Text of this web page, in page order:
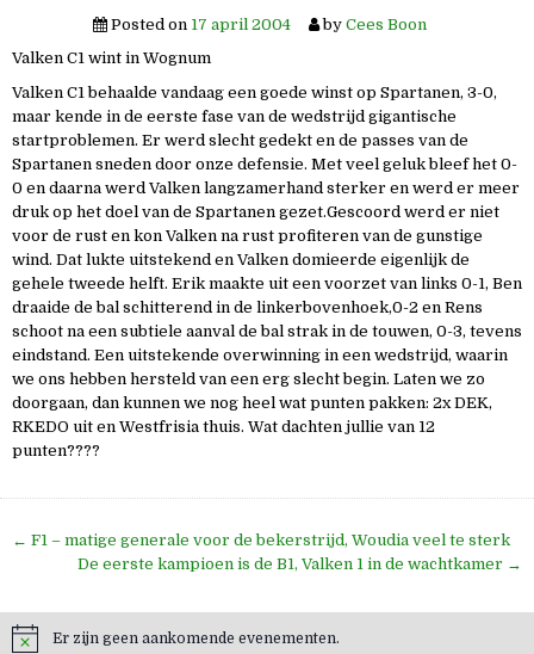
Posted on 17 april 2004 by Cees Boon
Valken C1 wint in Wognum
Valken C1 behaalde vandaag een goede winst op Spartanen, 3-0,
maar kende in de eerste fase van de wedstrijd gigantische
startproblemen. Er werd slecht gedekt en de passes van de
Spartanen sneden door onze defensie. Met veel geluk bleef het 0-
0 en daarna werd Valken langzamerhand sterker en werd er meer
druk op het doel van de Spartanen gezet.Gescoord werd er niet
voor de rust en kon Valken na rust profiteren van de gunstige
wind. Dat lukte uitstekend en Valken domieerde eigenlijk de
gehele tweede helft. Erik maakte uit een voorzet van links 0-1, Ben
draaide de bal schitterend in de linkerbovenhoek,0-2 en Rens
schoot na een subtiele aanval de bal strak in de touwen, 0-3, tevens
eindstand. Een uitstekende overwinning in een wedstrijd, waarin
we ons hebben hersteld van een erg slecht begin. Laten we zo
doorgaan, dan kunnen we nog heel wat punten pakken: 2x DEK,
RKEDO uit en Westfrisia thuis. Wat dachten jullie van 12
punten????
Bericht
navigatie
← F1 – matige generale voor de bekerstrijd, Woudia veel te sterk
De eerste kampioen is de B1, Valken 1 in de wachtkamer →
Er zijn geen aankomende evenementen.